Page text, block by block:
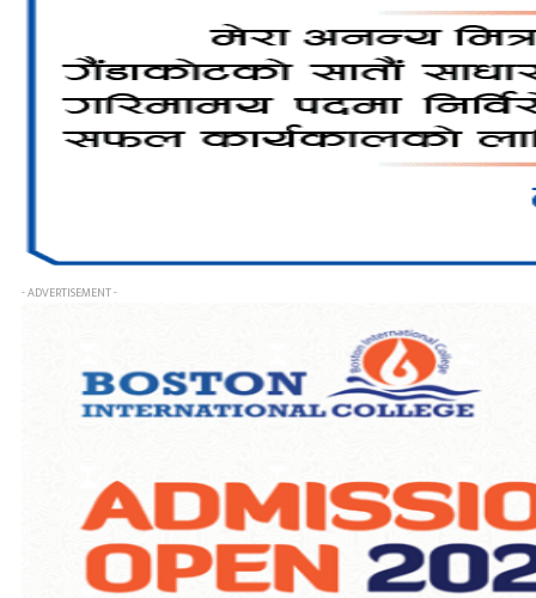
- ADVERTISEMENT -